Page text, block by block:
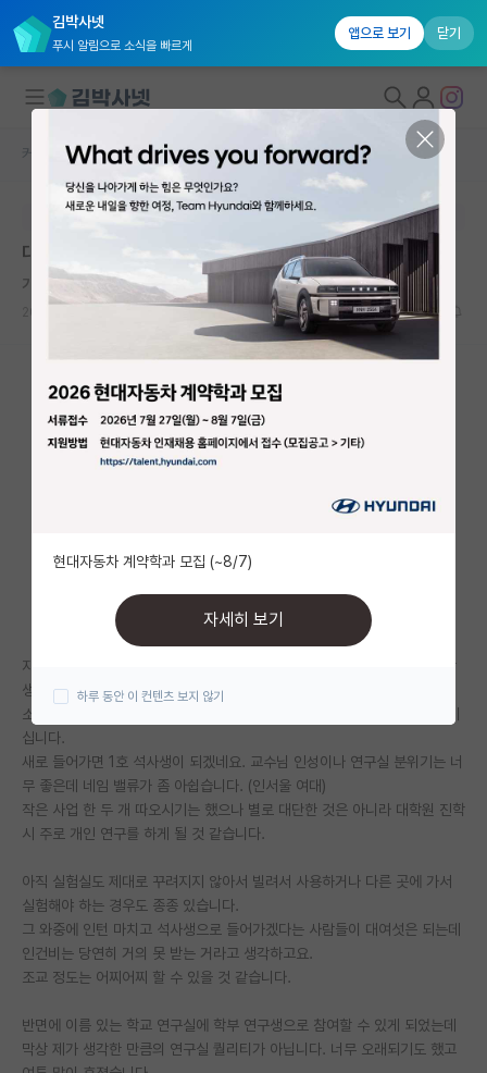
김박사넷
푸시 알림으로 소식을 빠르게
앱으로 보기 닫기
대학원생 모집
연구실&오픈랩
커뮤니티 홈
전체글보기
베스트 게시판
미국 유학 게시판
미국 대학원 합격 후기 게시판
대학원 합격 후기 게시판
연구실(PI) 홍보 게시판
석박사 채용 정보 게시판
임용 정보 게시판
학부 인턴 게시판
취업 게시판
임용 후기 게시판
인문사회 계열 게시판
커뮤니티 홈 자유 게시판(아무개랩)
본문이 수정되지 않는 박제글입니다.
대학원 진학 고민
기쁜 빌헬름 뢴트겐
자대 대학원 교수님이 임용된지 얼마 안된 초임이지만 적절한 선을 지켜 학
생들과
소통을 하고 자기 밑으로 들어오는 석사생들을 책임지고 이끌어가려는 분이
십니다.
새로 들어가면 1호 석사생이 되겠네요. 교수님 인성이나 연구실 분위기는 너
무 좋은데 네임 밸류가 좀 아쉽습니다. (인서울 여대)
작은 사업 한 두 개 따오시기는 했으나 별로 대단한 것은 아니라 대학원 진학
시 주로 개인 연구를 하게 될 것 같습니다.
아직 실험실도 제대로 꾸려지지 않아서 빌려서 사용하거나 다른 곳에 가서
실험해야 하는 경우도 종종 있습니다.
그 와중에 인턴 마치고 석사생으로 들어가겠다는 사람들이 대여섯은 되는데
인건비는 당연히 거의 못 받는 거라고 생각하고요.
조교 정도는 어찌어찌 할 수 있을 것 같습니다.
반면에 이름 있는 학교 연구실에 학부 연구생으로 참여할 수 있게 되었는데
막상 제가 생각한 만큼의 연구실 퀄리티가 아닙니다. 너무 오래되기도 했고
현대자동차 계약학과 모집 (~8/7)
자세히 보기
하루 동안 이 컨텐츠 보지 않기